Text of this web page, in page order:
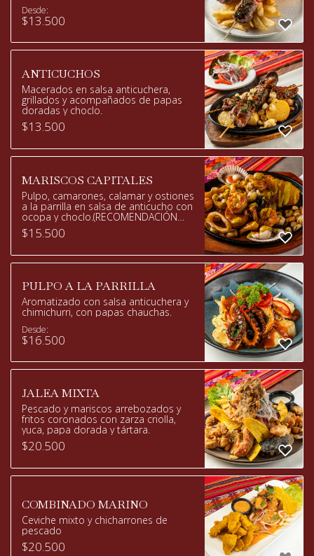
Desde:
$13.500
ANTICUCHOS
Macerados en salsa anticuchera,
grillados y acompañados de papas
doradas y choclo.
$13.500
MARISCOS CAPITALES
Pulpo, camarones, calamar y ostiones
a la parrilla en salsa de anticucho con
ocopa y choclo.(RECOMENDACIÓN
DEL CHEF).
$15.500
PULPO A LA PARRILLA
Aromatizado con salsa anticuchera y
chimichurri, con papas chauchas.
Desde:
$16.500
JALEA MIXTA
Pescado y mariscos arrebozados y
fritos coronados con zarza criolla,
yuca, papa dorada y tártara.
$20.500
COMBINADO MARINO
Ceviche mixto y chicharrones de
pescado
$20.500